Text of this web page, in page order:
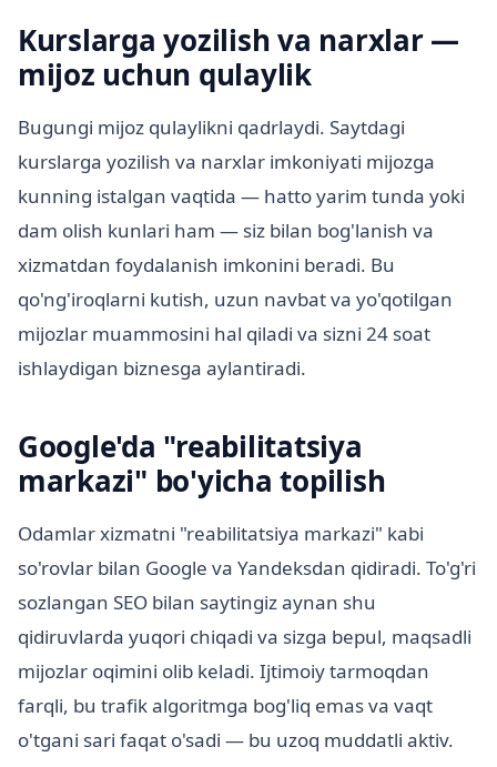
Kurslarga yozilish va narxlar —
mijoz uchun qulaylik
Bugungi mijoz qulaylikni qadrlaydi. Saytdagi
kurslarga yozilish va narxlar imkoniyati mijozga
kunning istalgan vaqtida — hatto yarim tunda yoki
dam olish kunlari ham — siz bilan bog'lanish va
xizmatdan foydalanish imkonini beradi. Bu
qo'ng'iroqlarni kutish, uzun navbat va yo'qotilgan
mijozlar muammosini hal qiladi va sizni 24 soat
ishlaydigan biznesga aylantiradi.
Google'da "reabilitatsiya
markazi" bo'yicha topilish
Odamlar xizmatni "reabilitatsiya markazi" kabi
so'rovlar bilan Google va Yandeksdan qidiradi. To'g'ri
sozlangan SEO bilan saytingiz aynan shu
qidiruvlarda yuqori chiqadi va sizga bepul, maqsadli
mijozlar oqimini olib keladi. Ijtimoiy tarmoqdan
farqli, bu trafik algoritmga bog'liq emas va vaqt
o'tgani sari faqat o'sadi — bu uzoq muddatli aktiv.